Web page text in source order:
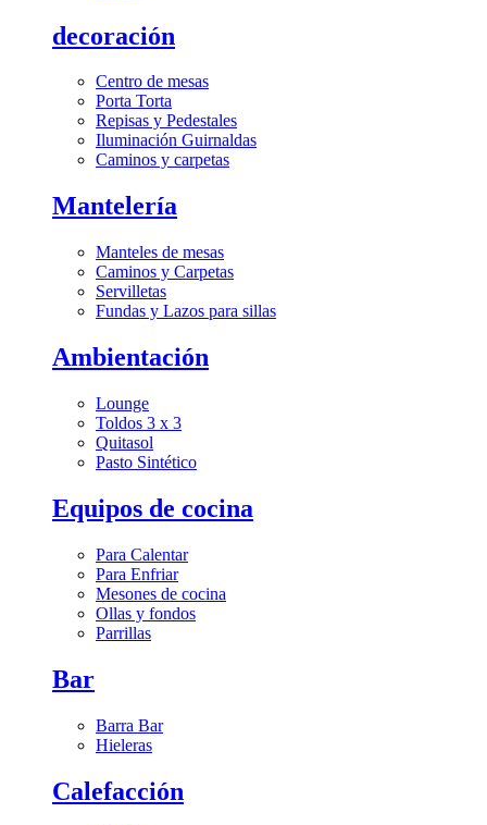
decoración
Centro de mesas
Porta Torta
Repisas y Pedestales
Iluminación Guirnaldas
Caminos y carpetas
Mantelería
Manteles de mesas
Caminos y Carpetas
Servilletas
Fundas y Lazos para sillas
Ambientación
Lounge
Toldos 3 x 3
Quitasol
Pasto Sintético
Equipos de cocina
Para Calentar
Para Enfriar
Mesones de cocina
Ollas y fondos
Parrillas
Bar
Barra Bar
Hieleras
Calefacción